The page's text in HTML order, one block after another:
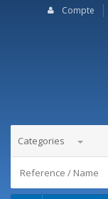
Compte
Categories